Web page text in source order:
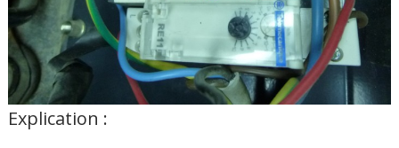
Explication :